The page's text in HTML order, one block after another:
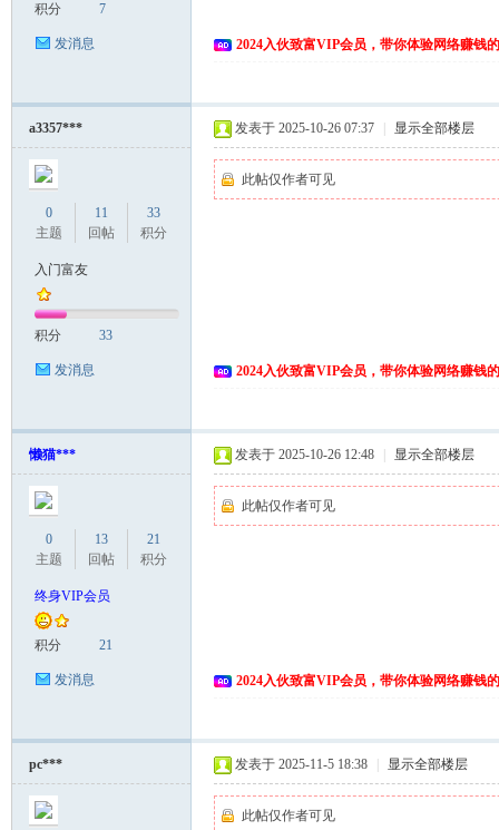
源
积分 7
发消息 2024入伙致富VIP会员，带你体验网络赚钱
a3357***
0
主题
11
回帖
33
积分
入门富友
积分 33
发消息
发表于 2025-10-26 07:37 显示全部楼层
此帖仅作者可见
2024入伙致富VIP会员，带你体验网络赚钱
懒猫***
0
主题
13
回帖
21
积分
终身VIP会员
积分 21
发消息
发表于 2025-10-26 12:48 显示全部楼层
此帖仅作者可见
2024入伙致富VIP会员，带你体验网络赚钱
pc*** 发表于 2025-11-5 18:38 显示全部楼层
此帖仅作者可见